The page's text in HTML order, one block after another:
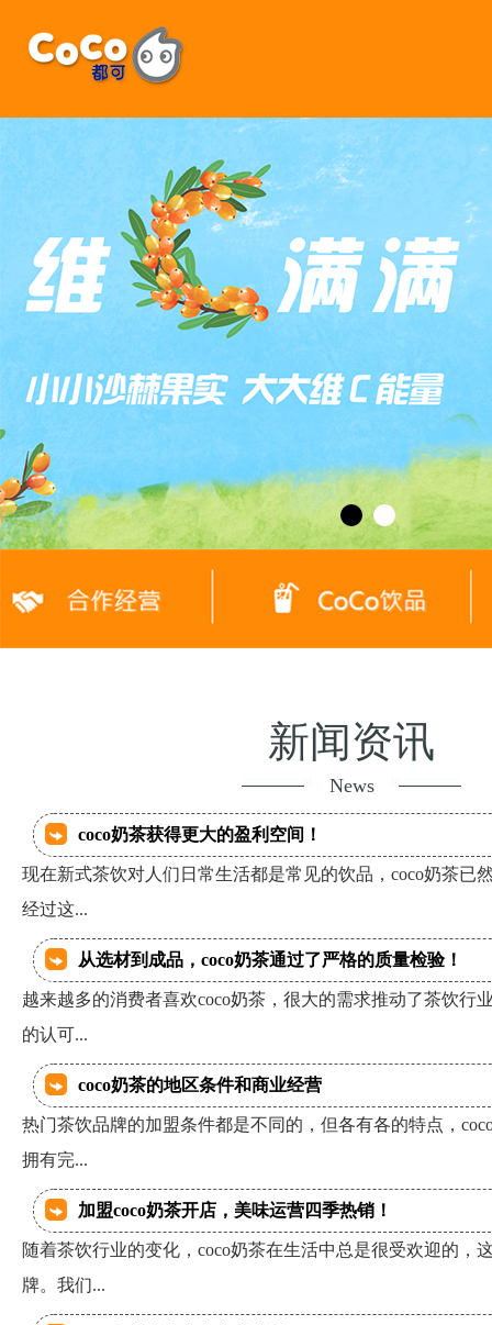
新闻资讯
News
coco奶茶获得更大的盈利空间！
现在新式茶饮对人们日常生活都是常见的饮品，coco奶茶已
经过这...
从选材到成品，coco奶茶通过了严格的质量检验！
越来越多的消费者喜欢coco奶茶，很大的需求推动了茶饮行
的认可...
coco奶茶的地区条件和商业经营
热门茶饮品牌的加盟条件都是不同的，但各有各的特点，
拥有完...
加盟coco奶茶开店，美味运营四季热销！
随着茶饮行业的变化，coco奶茶在生活中总是很受欢迎的，
牌。我们...